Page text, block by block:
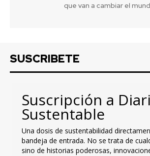
que van a cambiar el
SUSCRIBETE
Suscripción a
Sustentable
Una dosis de sustentabilidad
bandeja de entrada. No se trata de
sino de historias poderosas,